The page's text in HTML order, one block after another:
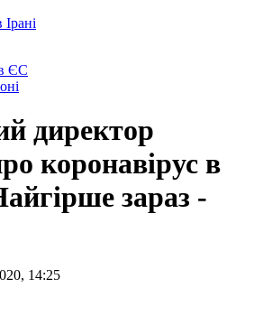
ЄС
директор
коронавірус в
зараз -
14:25